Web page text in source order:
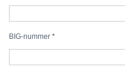
BIG-nummer *